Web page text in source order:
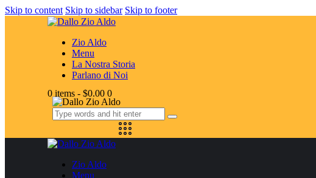
Skip to content Skip to sidebar Skip to footer
Zio Aldo
Menu
La Nostra Storia
Parlano di Noi
0 items - $0.00 0
Zio Aldo
Menu